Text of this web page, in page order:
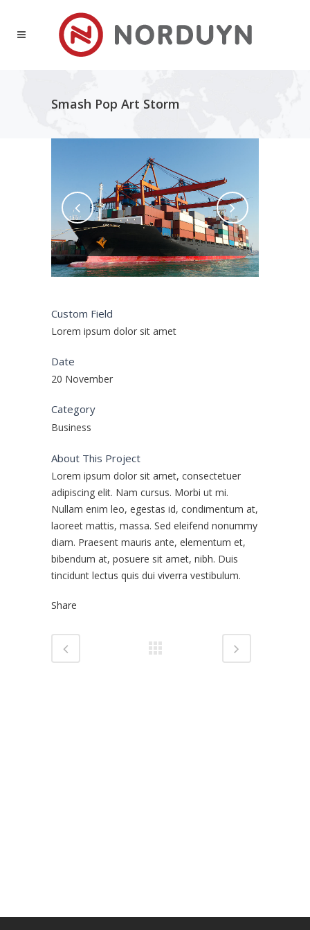
Smash Pop Art Storm
Custom Field
Lorem ipsum dolor sit amet
Date
20 November
Category
Business
About This Project
Lorem ipsum dolor sit amet, consectetuer
adipiscing elit. Nam cursus. Morbi ut mi.
Nullam enim leo, egestas id, condimentum at,
laoreet mattis, massa. Sed eleifend nonummy
diam. Praesent mauris ante, elementum et,
bibendum at, posuere sit amet, nibh. Duis
tincidunt lectus quis dui viverra vestibulum.
Share